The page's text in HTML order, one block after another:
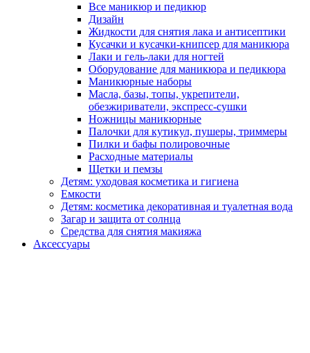
Все маникюр и педикюр
Дизайн
Жидкости для снятия лака и антисептики
Кусачки и кусачки-книпсер для маникюра
Лаки и гель-лаки для ногтей
Оборудование для маникюра и педикюра
Маникюрные наборы
Масла, базы, топы, укрепители,
обезжириватели, экспресс-сушки
Ножницы маникюрные
Палочки для кутикул, пушеры, триммеры
Пилки и бафы полировочные
Расходные материалы
Щетки и пемзы
Детям: уходовая косметика и гигиена
Емкости
Детям: косметика декоративная и туалетная вода
Загар и защита от солнца
Средства для снятия макияжа
Аксессуары